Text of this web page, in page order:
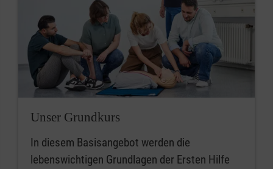
Unser Grundkurs
In diesem Basisangebot werden die
lebenswichtigen Grundlagen der Ersten Hilfe